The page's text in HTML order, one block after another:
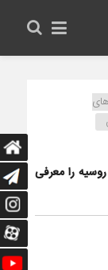
روسیه را معرفی